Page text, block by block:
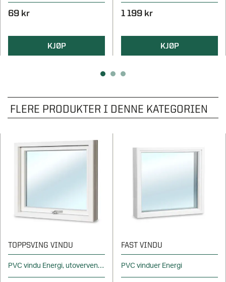
69 kr
KJØP
1 199 kr
KJØP
FLERE PRODUKTER I DENNE KATEGORIEN
TOPPSVING VINDU
PVC vindu Energi, utovervendt
FAST VINDU
PVC vinduer Energi